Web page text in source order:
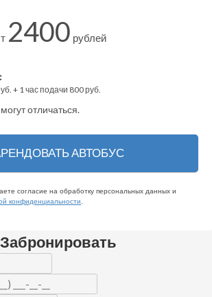
2400 рублей
+ 1 часподачи 800руб.
отличаться.
согласие на обработку персональных данных и
конфиденциальности
Забронировать